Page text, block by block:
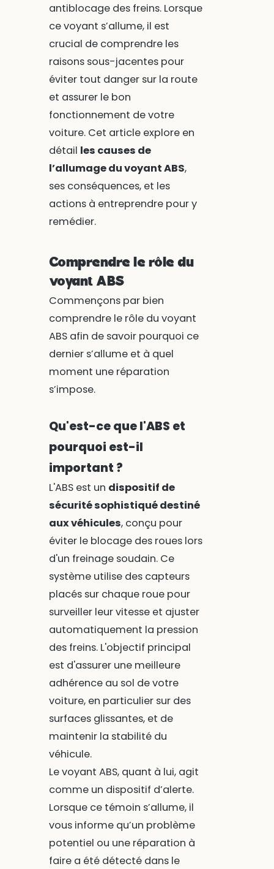
antiblocage des freins. Lorsque
ce voyant s’allume, il est
crucial de comprendre les
raisons sous-jacentes pour
éviter tout danger sur la route
et assurer le bon
fonctionnement de votre
voiture. Cet article explore en
détail les causes de
l’allumage du voyant ABS,
ses conséquences, et les
actions à entreprendre pour y
remédier.
Comprendre le rôle du
voyant ABS
Commençons par bien
comprendre le rôle du voyant
ABS afin de savoir pourquoi ce
dernier s’allume et à quel
moment une réparation
s’impose.
Qu'est-ce que l'ABS et
pourquoi est-il
important ?
L'ABS est un dispositif de
sécurité sophistiqué destiné
aux véhicules, conçu pour
éviter le blocage des roues lors
d'un freinage soudain. Ce
système utilise des capteurs
placés sur chaque roue pour
surveiller leur vitesse et ajuster
automatiquement la pression
des freins. L'objectif principal
est d'assurer une meilleure
adhérence au sol de votre
voiture, en particulier sur des
surfaces glissantes, et de
maintenir la stabilité du
véhicule.
Le voyant ABS, quant à lui, agit
comme un dispositif d’alerte.
Lorsque ce témoin s’allume, il
vous informe qu’un problème
potentiel ou une réparation à
faire a été détecté dans le